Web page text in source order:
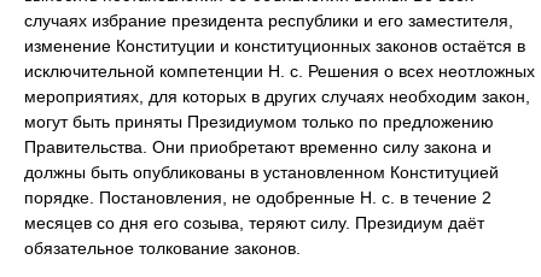
случаях избрание президента республики и его заместителя,
изменение Конституции и конституционных законов остаётся в
исключительной компетенции Н. с. Решения о всех неотложных
мероприятиях, для которых в других случаях необходим закон,
могут быть приняты Президиумом только по предложению
Правительства. Они приобретают временно силу закона и
должны быть опубликованы в установленном Конституцией
порядке. Постановления, не одобренные Н. с. в течение 2
месяцев со дня его созыва, теряют силу. Президиум даёт
обязательное толкование законов.